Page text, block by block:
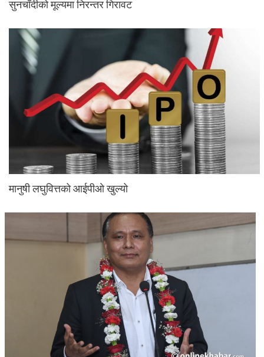
सुनचाँदीको मूल्यमा निरन्तर गिरावट
मानुषी लघुवित्तको आईपीओ खुल्यो